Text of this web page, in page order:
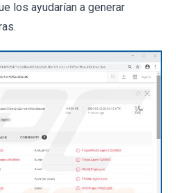
los ayudarían a generar